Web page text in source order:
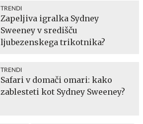
TRENDI
Zapeljiva igralka Sydney
Sweeney v središču
ljubezenskega trikotnika?
TRENDI
Safari v domači omari: kako
zablesteti kot Sydney Sweeney?